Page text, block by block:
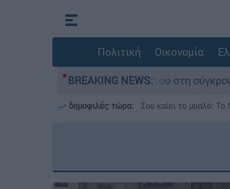
Πολιτική Οικονομία
BREAKING NEWS:
έχασε τη ζωή του στη σύγκρουση
δημοφιλές τώρα: Σου καίει το μυαλό: